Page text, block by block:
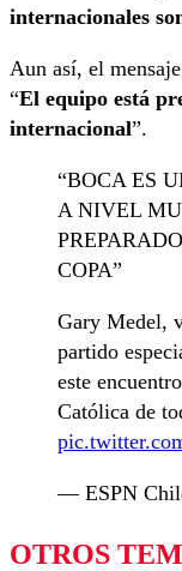
internacionales
Aun así, el
“El equipo está
internacional”.
“BOCA ES
A NIVEL
COPA”
Gary Medel,
partido
este
Católica de
— ESPN
OTROS